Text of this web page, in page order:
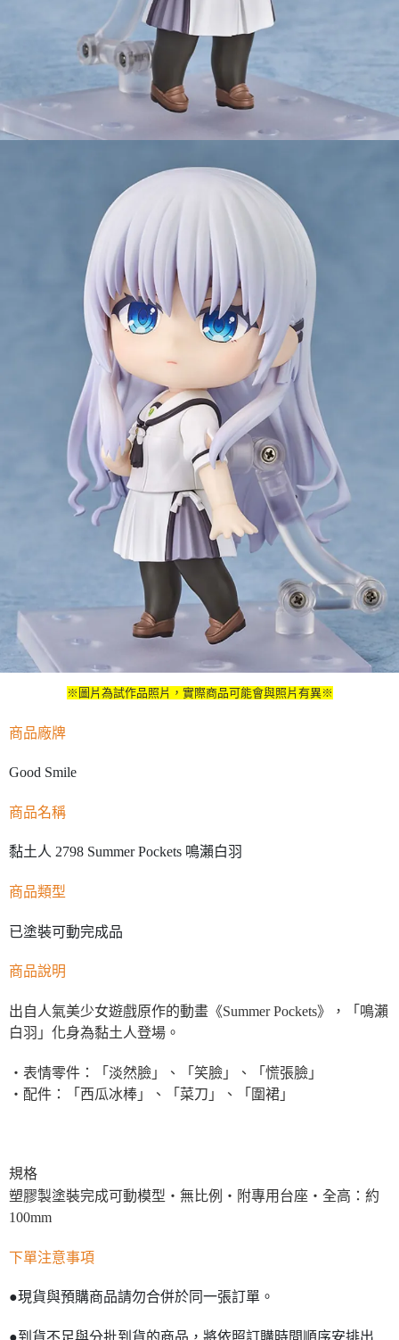
※圖片為試作品照片，實際商品可能會與照片有異※
商品廠牌
Good Smile
商品名稱
黏土人 2798 Summer Pockets 鳴瀨白羽
商品類型
已塗裝可動完成品
商品說明
出自人氣美少女遊戲原作的動畫《Summer Pockets》，「鳴瀨
白羽」化身為黏土人登場。
・表情零件：「淡然臉」、「笑臉」、「慌張臉」
・配件：「西瓜冰棒」、「菜刀」、「圍裙」
規格
塑膠製塗裝完成可動模型・無比例・附專用台座・全高：約
100mm
下單注意事項
●現貨與預購商品請勿合併於同一張訂單。
●到貨不足與分批到貨的商品，將依照訂購時間順序安排出